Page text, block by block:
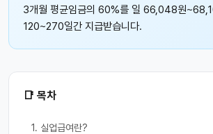
3개월 평균임금의 60%를 일 66,048원
120~270일간 지급받습니다.
📑 목차
1. 실업급여란?